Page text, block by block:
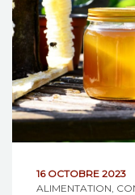
LA CCA-GE
NOS ACTIONS
CONTACT
16 OCTOBRE 2023
ALIMENTATION